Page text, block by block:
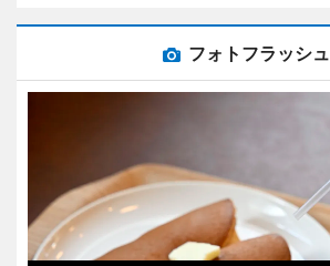
フォトフラッシュ